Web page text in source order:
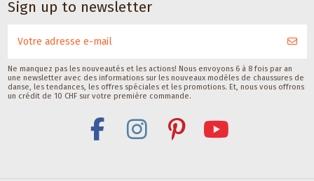
Sign up to newsletter
Ne manquez pas les nouveautés et les actions! Nous envoyons 6 à 8 fois par an
une newsletter avec des informations sur les nouveaux modèles de chaussures de
danse, les tendances, les offres spéciales et les promotions. Et, nous vous offrons
un crédit de 10 CHF sur votre première commande.